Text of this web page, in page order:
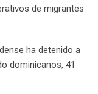
de migrantes
ha detenido a
dominicanos, 41